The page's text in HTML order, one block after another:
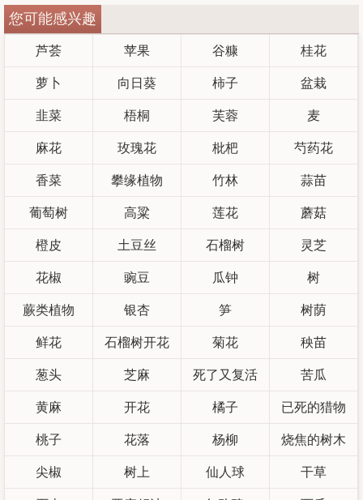
您可能感兴趣
芦荟 苹果 谷糠 桂花
萝卜 向日葵 柿子 盆栽
韭菜 梧桐 芙蓉 麦
麻花 玫瑰花 枇杷 芍药花
香菜 攀缘植物 竹林 蒜苗
葡萄树 高粱 莲花 蘑菇
橙皮 土豆丝 石榴树 灵芝
花椒 豌豆 瓜钟 树
蕨类植物 银杏 笋 树荫
鲜花 石榴树开花 菊花 秧苗
葱头 芝麻 死了又复活 苦瓜
黄麻 开花 橘子 已死的猎物
桃子 花落 杨柳 烧焦的树木
尖椒 树上 仙人球 干草